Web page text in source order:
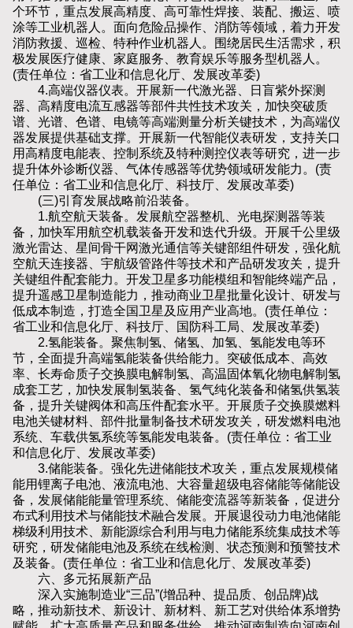
个环节，重点发展高精度、高可靠性焊接、装配、搬运、喷
涂等工业机器人。面向危险品操作、消防等领域，着力开发
消防救援、巡检、特种作业机器人。围绕居民生活需求，积
极发展医疗健康、家庭服务、教育娱乐等服务型机器人。
(责任单位：省工业和信息化厅、发展改革委)
4.高端仪器仪表。开展新一代激光器、日盲紫外探测
器、高精度电流互感器等部件共性技术攻关，加快突破质
谱、光谱、色谱、电镜等高端测量分析关键技术，为高端仪
器发展提供基础支撑。开展新一代智能仪表研发，支持关口
用高精度电能表、控制系统及特种测控仪表等研究，进一步
提升体外诊断仪器、气体传感器等优势领域研发能力。(责
任单位：省工业和信息化厅、科技厅、发展改革委)
(三)引育发展战略前沿装备。
1.航空航天装备。发展航空器整机、光电探测器等装
备，加快军用航空机载装备开发和迭代升级。开展千公里级
激光雷达、星间骨干网激光通信等关键部组件研发，强化航
空航天连接器、宇航级管路件等技术和产品研发攻关，提升
关键组件配套能力。开发卫星多功能模组和智能终端产品，
提升遥感卫星制造能力，推动商业卫星批量化设计、研发与
低成本制造，打造全国卫星及应用产业高地。(责任单位：
省工业和信息化厅、科技厅、国防科工局、发展改革委)
2.氢能装备。聚焦制氢、储氢、加氢、氢能发电等环
节，全面提升高端氢能装备供给能力。突破低成本、高效
率、长寿命质子交换膜电解制氢、高温固体氧化物电解制氢
成套工艺，加快发展制氢装备、氢气纯化装备和储氢供氢装
备，提升关键阀体和高压件配套水平。开展质子交换膜燃料
电池关键材料、部件批量制备技术研发攻关，研发燃料电池
系统、车载供氢系统等氢能发电装备。(责任单位：省工业
和信息化厅、发展改革委)
3.储能装备。强化先进储能技术攻关，重点发展规模储
能用锂离子电池、液流电池、大容量超级电容储能等储能设
备，发展储能能量管理系统、储能变流器等新装备，促进分
布式利用技术与储能技术融合发展。开展退役动力电池储能
梯级利用技术、新能源综合利用与电力储能系统集成技术等
研究，研发储能电池及系统在线检测、状态预测和预警技术
及装备。(责任单位：省工业和信息化厅、发展改革委)
六、多元拓展新产品
深入实施制造业“三品”(增品种、提品质、创品牌)战
略，推动新技术、新设计、新材料、新工艺对供给体系增势